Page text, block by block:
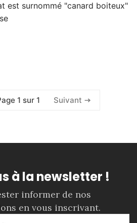
est surnommé "canard boiteux"
1 sur 1 Suivant
à la newsletter !
informer de nos
en vous inscrivant.